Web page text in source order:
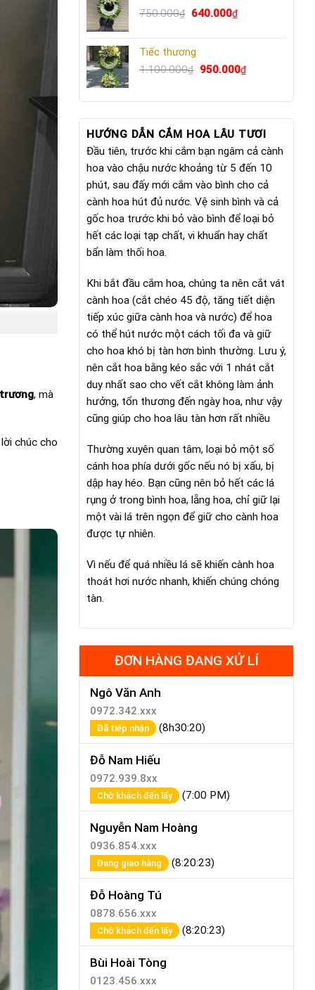
, mà
chúc cho
640.000₫.
750.000₫
Giá
750.000₫.
640.000₫Giá
640.000₫.
Tiếc thương
1.100.000₫
Giá
950.000₫Giá
HƯỚNG DẪN CẮM HOA LÂU TƯƠI
Đầu tiên, trước khi cắm bạn ngâm cả cành
hoa vào chậu nước khoảng từ 5 đến 10
phút, sau đấy mới cắm vào bình cho cả
cành hoa hút đủ nước. Vệ sinh bình và cả
gốc hoa trước khi bỏ vào bình để loại bỏ
hết các loại tạp chất, vi khuẩn hay chất
bẩn làm thối hoa.
Khi bắt đầu cắm hoa, chúng ta nên cắt vát
cành hoa (cắt chéo 45 độ, tăng tiết diện
tiếp xúc giữa cành hoa và nước) để hoa
có thể hút nước một cách tối đa và giữ
cho hoa khó bị tàn hơn bình thường. Lưu ý,
nên cắt hoa bằng kéo sắc với 1 nhát cắt
duy nhất sao cho vết cắt không làm ảnh
hưởng, tổn thương đến ngày hoa, như vậy
cũng giúp cho hoa lâu tàn hơn rất nhiều
Thường xuyên quan tâm, loại bỏ một số
cánh hoa phía dưới gốc nếu nó bị xấu, bị
dập hay héo. Bạn cũng nên bỏ hết các lá
rụng ở trong bình hoa, lẵng hoa, chỉ giữ lại
một vài lá trên ngọn để giữ cho cành hoa
được tự nhiên.
Vì nếu để quá nhiều lá sẽ khiến cành hoa
thoát hơi nước nhanh, khiến chúng chóng
tàn.
ĐƠN HÀNG ĐANG XỬ LÍ
Ngô Văn Anh
0972.342.xxx
Đã tiếp nhận (8h30:20)
Đỗ Nam Hiếu
0972.939.8xx
Chờ khách đến lấy (7:00 PM)
Nguyễn Nam Hoàng
0936.854.xxx
Đang giao hàng (8:20:23)
Đỗ Hoàng Tú
0878.656.xxx
Chờ khách đến lấy (8:20:23)
Bùi Hoài Tòng
0123.456.xxx